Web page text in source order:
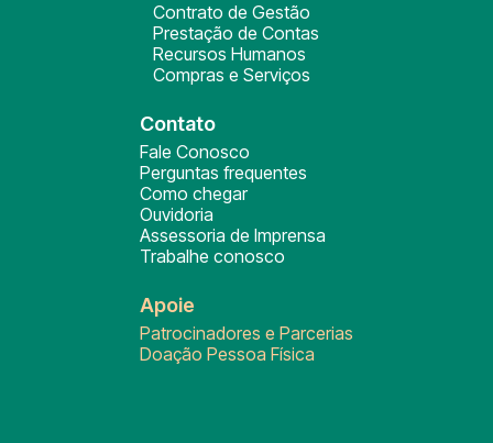
Contrato de Gestão
Prestação de Contas
Recursos Humanos
Compras e Serviços
Contato
Fale Conosco
Perguntas frequentes
Como chegar
Ouvidoria
Assessoria de Imprensa
Trabalhe conosco
Apoie
Patrocinadores e Parcerias
Doação Pessoa Física